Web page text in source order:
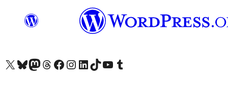
Visiteu el nostre compte X (abans Twitter)
Visiteu el nostre compte de Bluesky
Visiteu el nostre compte al Mastodon
Visiteu el nostre compte de Threads
Visiteu la nostra pàgina al Facebook
Visiteu el nostre compte d'Instagram
Visiteu el nostre compte de LinkedIn
Visiteu el nostre compte de TikTok
Visiteu el nostre canal al YouTube
Visiteu el nostre compte de Tumblr